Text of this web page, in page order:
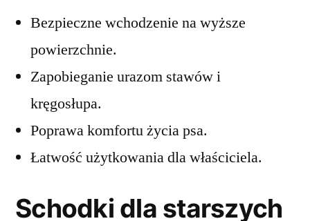
Bezpieczne wchodzenie na wyższe
powierzchnie.
Zapobieganie urazom stawów i
kręgosłupa.
Poprawa komfortu życia psa.
Łatwość użytkowania dla właściciela.
Schodki dla starszych